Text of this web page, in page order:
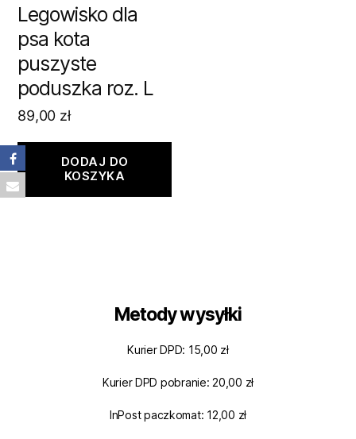
Legowisko dla
psa kota
puszyste
poduszka roz. L
89,00 zł
DODAJ DO
KOSZYKA
Metody wysyłki
Kurier DPD: 15,00 zł
Kurier DPD pobranie: 20,00 zł
InPost paczkomat: 12,00 zł